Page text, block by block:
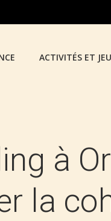
ACTIVITÉS ET
à
la